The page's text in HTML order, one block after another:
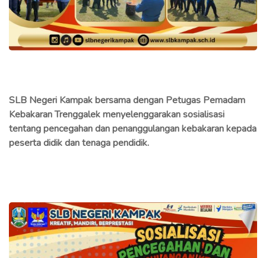
SLB Negeri Kampak bersama dengan Petugas Pemadam
Kebakaran Trenggalek menyelenggarakan sosialisasi
tentang pencegahan dan penanggulangan kebakaran kepada
peserta didik dan tenaga pendidik.